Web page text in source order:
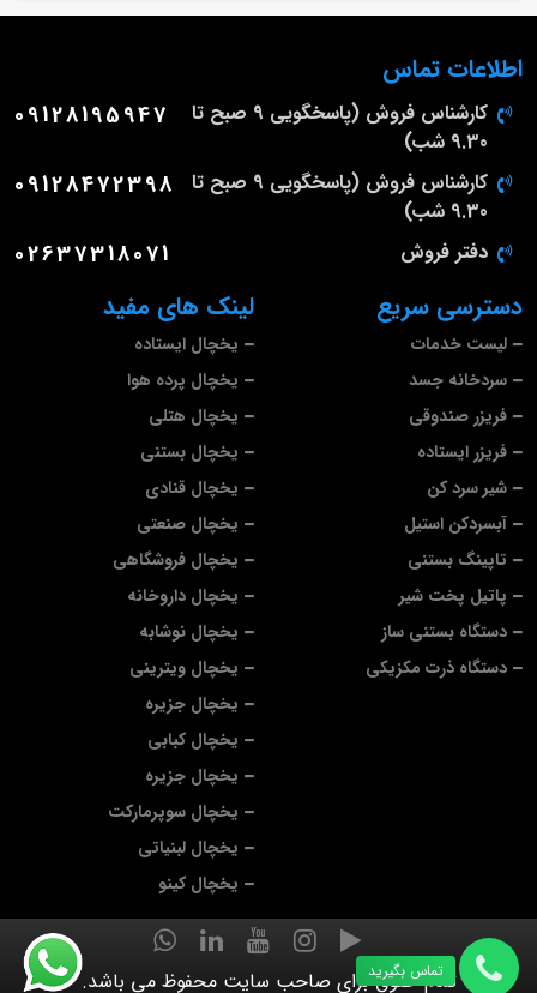
لینک های مفید
یخچال ایستاده
یخچال پرده هوا
یخچال هتلی
یخچال بستنی
یخچال قنادی
یخچال صنعتی
یخچال فروشگاهی
یخچال داروخانه
یخچال نوشابه
یخچال ویترینی
یخچال جزیره
یخچال کبابی
یخچال جزیره
یخچال سوپرمارکت
یخچال لبنیاتی
یخچال کینو
دسترسی سریع
لیست خدمات
سردخانه جسد
فریزر صندوقی
فریزر ایستاده
شیر سرد کن
آبسردکن استیل
تاپینگ بستنی
پاتیل پخت شیر
دستگاه بستنی ساز
دستگاه ذرت مکزیکی
اطلاعات تماس
کارشناس فروش (پاسخگویی 9 صبح تا
9.30 شب)
09128195947
کارشناس فروش (پاسخگویی 9 صبح تا
9.30 شب)
09128472398
دفتر فروش 02637318071
تمام حقوق برای صاحب سایت محفوظ می باشد.
تماس بگیرید